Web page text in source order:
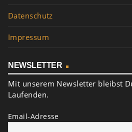
Datenschutz
Impressum
NEWSLETTER
Mit unserem Newsletter bleibst
Laufenden.
Email-Adresse